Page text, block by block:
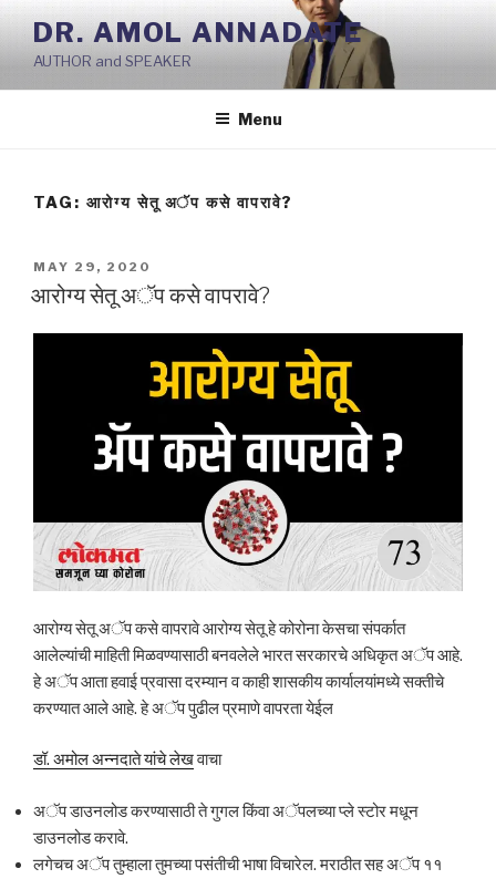
Skip
content
DR. AMOL ANNADATE
AUTHOR and SPEAKER
Menu
TAG: आरोग्य सेतू अॅप कसे वापरावे?
POSTED
ON
MAY 29, 2020
आरोग्य सेतू अॅप कसे वापरावे?
आरोग्य सेतू अॅप कसे वापरावेआरोग्य सेतू हे कोरोना केसचा संपर्कात
आलेल्यांची माहिती मिळवण्यासाठी बनवलेले भारत सरकारचे अधिकृत अॅप आहे.
हे अॅप आता हवाई प्रवासा दरम्यान व काही शासकीय कार्यालयांमध्ये सक्तीचे
करण्यात आले आहे. हे अॅप पुढील प्रमाणे वापरता येईल
डॉ. अमोल अन्नदाते यांचे लेखवाचा
अॅप डाउनलोड करण्यासाठी ते गुगल किंवा अॅपलच्या प्ले स्टोर मधून
डाउनलोड करावे.
लगेचच अॅप तुम्हाला तुमच्या पसंतीची भाषा विचारेल. मराठीत सह अॅप ११